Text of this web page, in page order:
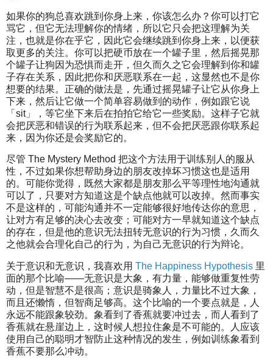
如果你的狗总喜欢跳到你身上来，你该怎么办？你可以打它
骂它，但它无法理解你的情绪，所以它只会把这理解为关
注，也就是你在乎它，因此它会继续跳到你身上来，以便获
取更多的关注。你可以把硬币放在一个罐子里，然后摇晃那
个罐子让狗因为恐惧而走开，但久而久之它会理解到你和罐
子存在关系，因此把你和厌恶联系在一起，这显然也不是你
想要的结果。正确的做法是，先通过摇晃罐子让它从你身上
下来，然后让它做一个简单容易做到的动作，例如跟它说
「sit」，等它坐下来后在拍拍它给它一些奖励。这样子它就
会把厌恶和错误的行为联系起来，但不会把厌恶跟你联系起
来，因为你还是会奖励它的。
尽管 The Mystery Method 把这个方法用于训练别人的服从
性，不过如果你想帮助身边的朋友改掉坏习惯这也是适用
的。可能你觉得，既然大家都是朋友那么平等理性地沟通就
可以了，只要对方知道这是个缺点他就可以改掉。然而事实
不是这样的，可能沟通并不一定能够很好地传达你的意思，
让对方有足够的决心去改变；可能对方一早就知道这个缺点
的存在，但是他的意识无法扭转无意识的行为习惯，久而久
之他就会合理化自己的行为，为自己无意识的行为辩论。
关于意识和无意识，我喜欢用 The Happiness Hypothesis 里
面的那个比喻——无意识是大象，有力量，能够做重复性劳
动，但是智慧不是很高；意识是骑象人，力量比不过大象，
而且还懒惰，但智商足够高。这个比喻的一个要点就是，人
永远不能跟象较劲。象看到了香蕉就要冲过去，而人看到了
香蕉就在悬崖边上，这时候人想拉住象是不可能的。人应该
使用自己的聪明才智防止这种情况的发生，例如训练象看到
香蕉不要那么冲动。